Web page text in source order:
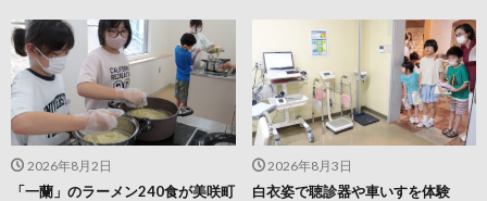
2026年8月3日
白衣姿で聴診器や車いすを体験
2026年8月2日
「一蘭」のラーメン240食が美咲町